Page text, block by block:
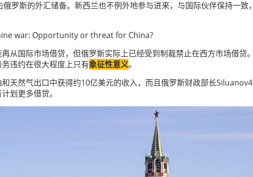
俄罗斯的外汇储备。新西兰也不例外地参与进来，与国际伙伴保持一致，
从国际市场借贷，但俄罗斯实际上已经受到制裁禁止在西方市场借贷。
违约在很大程度上只有象征性意义。
天然气出口中获得约10亿美元的收入，而且俄罗斯财政部长Siluanov4
划更多借贷。